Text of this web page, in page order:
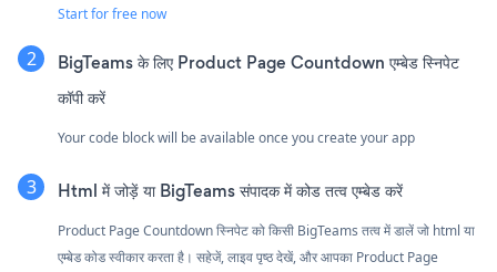
Start for free now
BigTeams के लिए Product Page Countdown एम्बेड स्निपेट
कॉपी करें
Your code block will be available once you create your app
Html में जोड़ें या BigTeams संपादक में कोड तत्व एम्बेड करें
Product Page Countdown स्निपेट को किसी BigTeams तत्व में डालें जो html या
एम्बेड कोड स्वीकार करता है। सहेजें, लाइव पृष्ठ देखें, और आपका Product Page